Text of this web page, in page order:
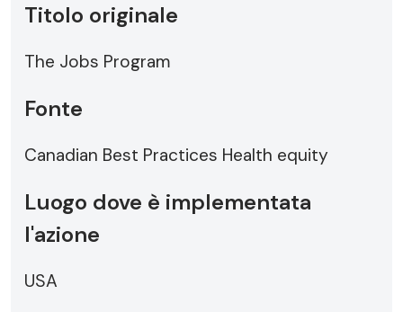
Titolo originale
The Jobs Program
Fonte
Canadian Best Practices Health equity
Luogo dove è implementata
l'azione
USA